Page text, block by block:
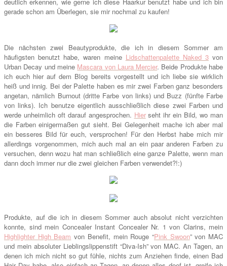
gerade schon am Überlegen, sie mir nochmal zu kaufen!
Die nächsten zwei Beautyprodukte, die ich in diesem Sommer am
häufigsten benutzt habe, waren meine Lidschattenpalette Naked 3von
Urban Decay und meine Mascara von Laura Mercier. Beide Produkte habe
ich euch hier auf dem Blog bereits vorgestellt und ich liebe sie wirklich
heiß und innig. Bei der Palette haben es mir zwei Farben ganz besonders
angetan, nämlich Burnout (dritte Farbe von links) und Buzz (fünfte Farbe
von links). Ich benutze eigentlich ausschließlich diese zwei Farben und
werde unheimlich oft darauf angesprochen. Hierseht ihr ein Bild, wo man
die Farben einigermaßen gut sieht. Bei Gelegenheit mache ich aber mal
ein besseres Bild für euch, versprochen! Für den Herbst habe mich mir
allerdings vorgenommen, mich auch mal an ein paar anderen Farben zu
versuchen, denn wozu hat man schließlich eine ganze Palette, wenn man
dann doch immer nur die zwei gleichen Farben verwendet?!:)
Produkte, auf die ich in diesem Sommer auch absolut nicht verzichten
konnte, sind mein Concealer Instant Concealer Nr. 1 von Clarins, mein
Highlighter High Beam von Benefit, mein Rouge “Pink Swoon” von MAC
und mein absoluter Lieblingslippenstift “Diva-Ish” von MAC. An Tagen, an
denen ich mich nicht so gut fühle, nichts zum Anziehen finde, einen Bad